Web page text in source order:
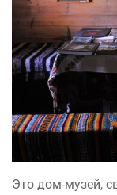
Это дом-музей,